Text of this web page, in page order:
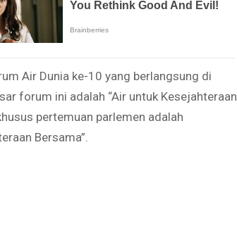
Air Dunia ke-10 yang berlangsung di
forum ini adalah “Air untuk Kesejahteraan
pertemuan parlemen adalah
Bersama”.